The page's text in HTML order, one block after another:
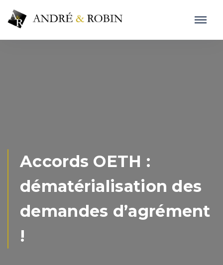
Accords OETH :
dématérialisation des
demandes d’agrément
!